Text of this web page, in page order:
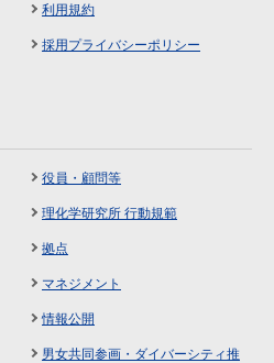
利用規約
採用プライバシーポリシー
役員・顧問等
理化学研究所 行動規範
拠点
マネジメント
情報公開
男女共同参画・ダイバーシティ推